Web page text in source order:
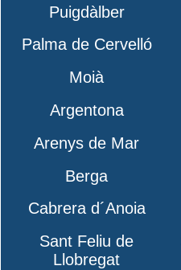
Puigdàlber
Palma de Cervelló
Moià
Argentona
Arenys de Mar
Berga
Cabrera d´Anoia
Sant Feliu de
Llobregat